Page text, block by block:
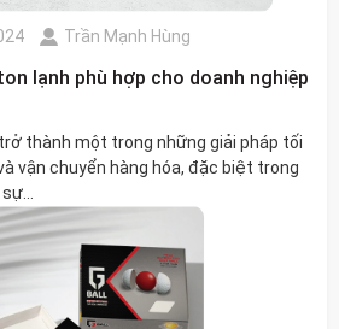
Trần Mạnh Hùng
lạnh phù hợp cho doanh nghiệp
thành một trong những giải pháp tối
vận chuyển hàng hóa, đặc biệt trong